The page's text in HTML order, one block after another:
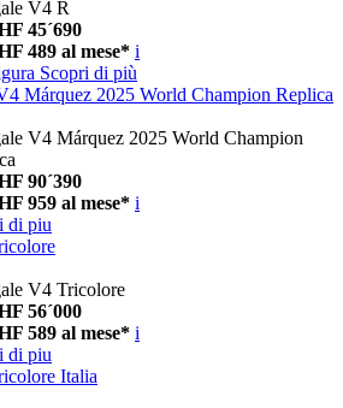
V4 R
45´690
489 al mese* i
Scopri di più
Márquez 2025 World Champion Replica
V4 Márquez 2025 World Champion
90´390
959 al mese* i
di piu
V4 Tricolore
56´000
589 al mese* i
di piu
Italia